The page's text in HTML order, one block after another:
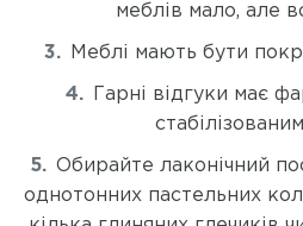
меблів мало, але
Меблі мають бути
Гарні відгуки має
Обирайте лаконічний
однотонних пастельних